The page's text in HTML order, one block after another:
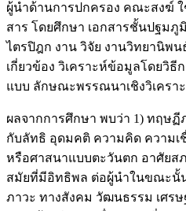
ผู้นำด้านการปกครอง คณะสงฆ์
สาร โดยศึกษา เอกสารชั้นปฐมภู
ไตรปิฎก งาน วิจัย งานวิทยานิพ
เกี่ยวข้อง วิเคราะห์ข้อมูลโดยวิธี
แบบ ลักษณะพรรณนาเชิงวิเครา
ผลจากการศึกษา พบว่า 1) ทฤษ
กับลัทธิ อุดมคติ ความคิด ความ
หรือศาสนาแบบตะวันตก อาศัยส
สมัยที่มีอิทธิพล ต่อผู้นำในขณะนั้
ภาวะ ทางสังคม วัฒนธรรม เศร